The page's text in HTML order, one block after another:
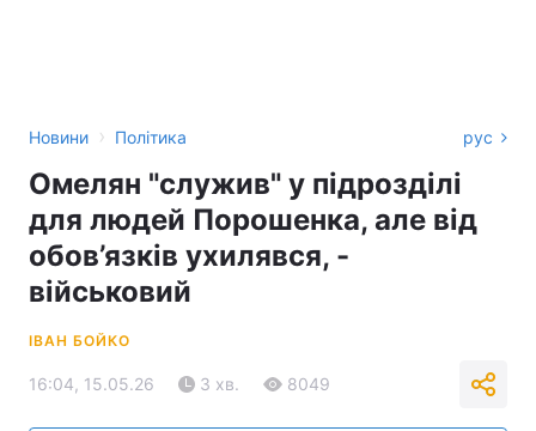
Новини › Політика рус
Омелян "служив" у підрозділі
для людей Порошенка, але від
обов’язків ухилявся, -
військовий
ІВАН БОЙКО
16:04, 15.05.26 3 хв. 8049